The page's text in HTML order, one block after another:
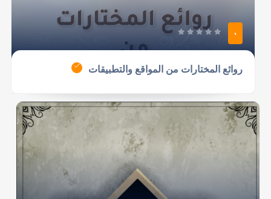
0
روائع المختارات من المواقع والتطبيقات